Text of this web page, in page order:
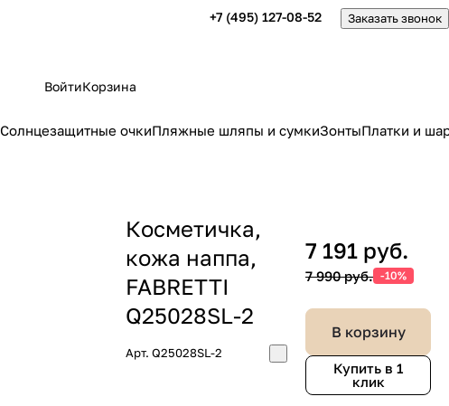
+7 (495) 127-08-52 Заказать звонок
ВойтиКорзина
Солнцезащитные очкиПляжные шляпы и сумкиЗонтыПлатки и
Косметичка,
кожа наппа,
FABRETTI
Q25028SL-2
Арт. Q25028SL-2
7 191 руб.
7 990 руб. -10%
В корзину
Купить в 1
клик